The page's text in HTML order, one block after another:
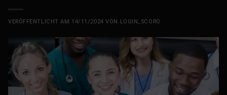
VERÖFFENTLICHT AM 14/11/2024 VON LOGIN_SCORO